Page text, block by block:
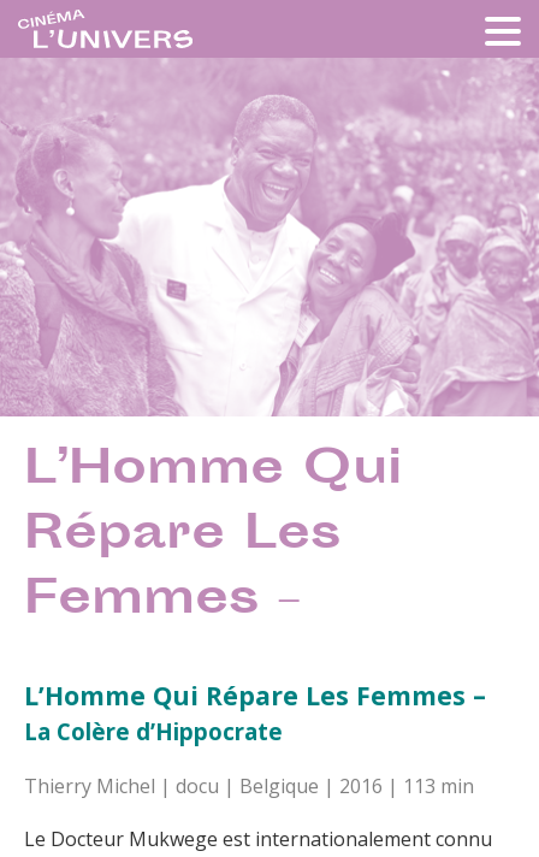
L’Homme Qui
Répare Les
Femmes –
L’Homme Qui Répare Les Femmes –
La Colère d’Hippocrate
Thierry Michel | docu | Belgique | 2016 | 113 min
Le Docteur Mukwege est internationalement connu